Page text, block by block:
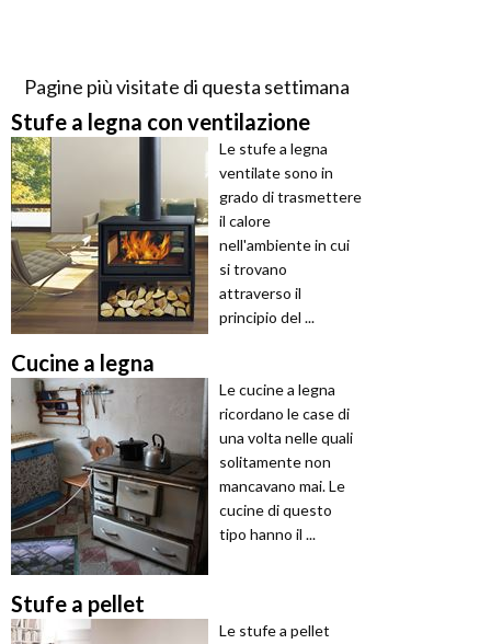
Pagine più visitate di questa settimana
Stufe a legna con ventilazione
Le stufe a legna
ventilate sono in
grado di trasmettere
il calore
nell'ambiente in cui
si trovano
attraverso il
principio del ...
Cucine a legna
Le cucine a legna
ricordano le case di
una volta nelle quali
solitamente non
mancavano mai. Le
cucine di questo
tipo hanno il ...
Stufe a pellet
Le stufe a pellet